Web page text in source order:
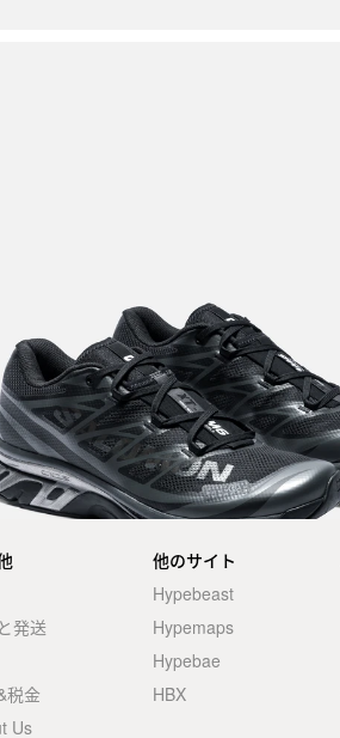
発送
税金
Us
他のサイト
Hypebeast
Hypemaps
Hypebae
HBX